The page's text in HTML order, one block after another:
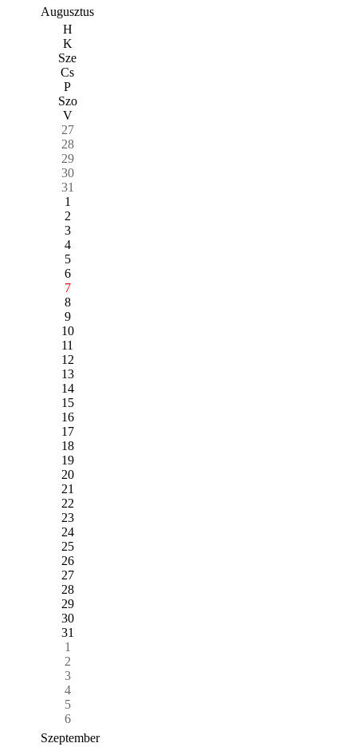
Augusztus
H
K
Sze
Cs
P
Szo
V
27
28
29
30
31
1
2
3
4
5
6
7
8
9
10
11
12
13
14
15
16
17
18
19
20
21
22
23
24
25
26
27
28
29
30
31
1
2
3
4
5
6
Szeptember